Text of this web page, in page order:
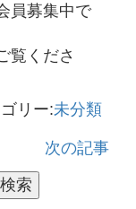
員募集中で
覧くださ
リー:未分類
次の記事